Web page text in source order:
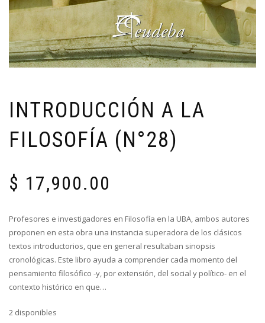
INTRODUCCIÓN A LA
FILOSOFÍA (N°28)
$ 17,900.00
Profesores e investigadores en Filosofía en la UBA, ambos autores
proponen en esta obra una instancia superadora de los clásicos
textos introductorios, que en general resultaban sinopsis
cronológicas. Este libro ayuda a comprender cada momento del
pensamiento filosófico -y, por extensión, del social y político- en el
contexto histórico en que…
2 disponibles